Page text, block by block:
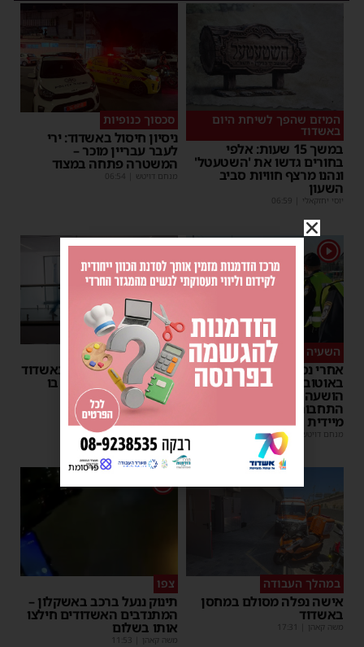
המיזם שהפך לשיחת היום
באשדוד
במשך 15 שעות: אלפי
בחורים גדשו את 'השטעטל'
ונהנו מרצף חוויות סביב
השעון
יוסי יחזקאלי 06:59
סכסוך כנופיות
ניסיון חיסול באשדוד: ירי
לעבר עבריין מוכר –
המשטרה פתחה במצוד
מנחם דויטש 06:54
1
השעיה מיידית
אחרי נסיעת האימים
באוטובוס מאשדוד: הנהג
הושעה מתפקידו – משרד
התחבורה הורה על בדיקה
מיידית
מנחם דויטש 17:44 | 3 תגובות
ליבו שב לפעום
אדם התמוטט בביתו באשדוד
– כוחות ההצלה ביצעו בו
פעולות החייאה
מנחם דויטש |
17:35
במהלך העבודה
אישה נפלה מסולם במחסן
באשדוד
משה קאהן 17:31
1
צפו
תינוק ננעל ברכב באשקלון –
המתנדבים האשדודים חילצו
אותו בשלום
משה קאהן 11:53
פרסומת